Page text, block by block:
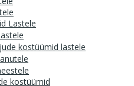
Lastele
kostüümid lastele
kostüümid